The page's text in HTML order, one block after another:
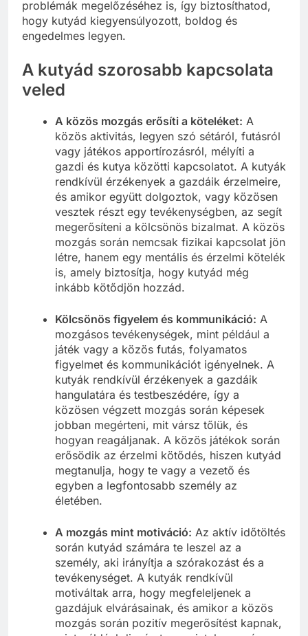
problémák megelőzéséhez is, így biztosíthatod,
hogy kutyád kiegyensúlyozott, boldog és
engedelmes legyen.
A kutyád szorosabb kapcsolata
veled
A közös mozgás erősíti a köteléket: A
közös aktivitás, legyen szó sétáról, futásról
vagy játékos apportírozásról, mélyíti a
gazdi és kutya közötti kapcsolatot. A kutyák
rendkívül érzékenyek a gazdáik érzelmeire,
és amikor együtt dolgoztok, vagy közösen
vesztek részt egy tevékenységben, az segít
megerősíteni a kölcsönös bizalmat. A közös
mozgás során nemcsak fizikai kapcsolat jön
létre, hanem egy mentális és érzelmi kötelék
is, amely biztosítja, hogy kutyád még
inkább kötődjön hozzád.
Kölcsönös figyelem és kommunikáció: A
mozgásos tevékenységek, mint például a
játék vagy a közös futás, folyamatos
figyelmet és kommunikációt igényelnek. A
kutyák rendkívül érzékenyek a gazdáik
hangulatára és testbeszédére, így a
közösen végzett mozgás során képesek
jobban megérteni, mit vársz tőlük, és
hogyan reagáljanak. A közös játékok során
erősödik az érzelmi kötődés, hiszen kutyád
megtanulja, hogy te vagy a vezető és
egyben a legfontosabb személy az
életében.
A mozgás mint motiváció: Az aktív időtöltés
során kutyád számára te leszel az a
személy, aki irányítja a szórakozást és a
tevékenységet. A kutyák rendkívül
motiváltak arra, hogy megfeleljenek a
gazdájuk elvárásainak, és amikor a közös
mozgás során pozitív megerősítést kapnak,